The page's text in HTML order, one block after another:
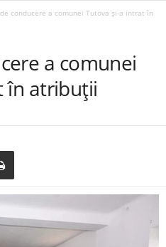
conducere a comunei Tutova și-a intrat în
a comunei
în atribuții